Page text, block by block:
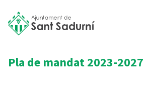
Pla de mandat 2023-2027